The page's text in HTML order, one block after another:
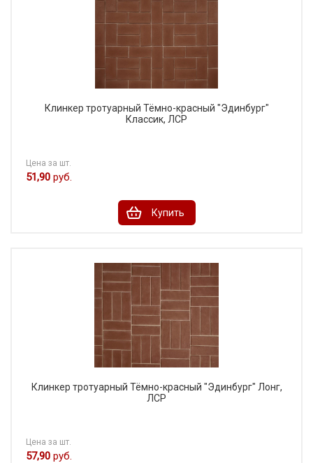
Клинкер тротуарный Тёмно-красный "Эдинбург"
Классик, ЛСР
Цена за шт.
51,90 руб.
Купить
Клинкер тротуарный Тёмно-красный "Эдинбург" Лонг,
ЛСР
Цена за шт.
57,90 руб.